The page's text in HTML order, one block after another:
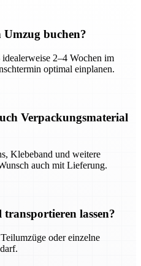
buchen?
2–4 Wochen im
optimal einplanen.
Verpackungsmaterial
Klebeband und weitere
auch mit Lieferung.
lassen?
oder einzelne